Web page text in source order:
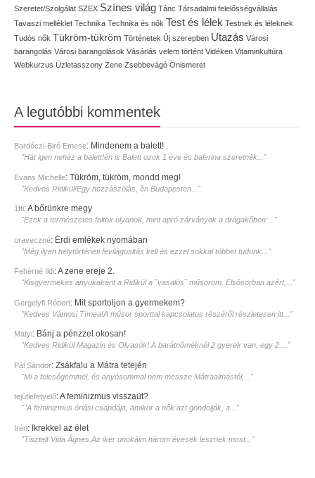
Szeretet/Szolgálat SZEX Színes világ Tánc Társadalmi felelősségvállalás
Tavaszi melléklet Technika Technika és nők Test és lélek Testnek és léleknek
Tudós nők Tükröm-tükröm Történetek Új szerepben Utazás Városi
barangolás Városi barangolások Vásárlás velem történt Vidéken Vitaminkultúra
Webkurzus Üzletasszony Zene Zsebbevágó Önismeret
A legutóbbi kommentek
Bardóczi-Biró Emese: Mindenem a balett!
"Hát igen nehéz a balett!én is Balett ozok 1 éve és balerina szeretnék..."
Evans Michelle: Tükröm, tükröm, mondd meg!
"Kedves Ridikül!Egy hozzàszòlàs, èn Budapesten..."
1ffi:A bőrünkre megy
"Ezek a természetes foltok olyanok, mint apró zárványok a drágakőben:..."
oraveczné: Érdi emlékek nyomában
"Még ilyen helytörténeti fevilágositás kell és ezzel sokkal többet tudunk..."
Fehérné Ildi:A zene ereje 2.
"Kisgyermekes anyukaként a Ridikül a ˝vasalós˝ műsorom. Elsősorban azért,..."
Gergelyfi Róbert: Mit sportoljon a gyermekem?
"Kedves Vámosi Tímea!A műsor sporttal kapcsolatos részéről részletesen itt..."
Matyi: Bánj a pénzzel okosan!
"Kedves Ridikül Magazin és Olvasók! A barátnőméknél 2 gyerek van, egy 2...."
Pál Sándor: Zsákfalu a Mátra tetején
"Mi a feleségemmel, és anyósommal nem messze Mátraalmástól,..."
tejútlefetyelő:A feminizmus visszaüt?
""A feminizmus óriási csapdája, amikor a nők azt gondolják, a..."
Irén: Ikrekkel az élet
"Tisztelt Vida Ágnes.Az iker unokáim három évesek lesznek most..."